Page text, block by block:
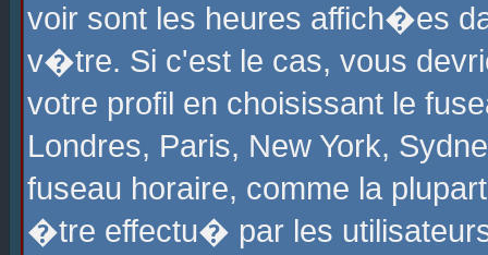
voir sont les heures affich�es
v�tre. Si c'est le cas, vous
votre profil en choisissant le
Londres, Paris, New York,
fuseau horaire, comme la
�tre effectu� par les